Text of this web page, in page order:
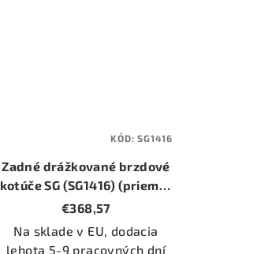
Zadné drážkované brzdové
kotúče SG (SG1416) (priemer
310mm)
€368,57
Na sklade v EU, dodacia
lehota 5-9 pracovných dní
KÓD:SG1416